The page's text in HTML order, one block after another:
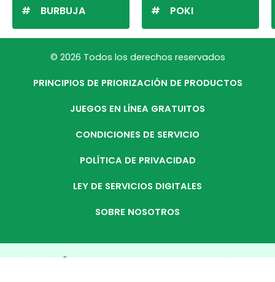
BURBUJA POKI
© 2026 Todos los derechos reservados
PRINCIPIOS DE PRIORIZACIÓN DE PRODUCTOS
JUEGOS EN LÍNEA GRATUITOS
CONDICIONES DE SERVICIO
POLÍTICA DE PRIVACIDAD
LEY DE SERVICIOS DIGITALES
SOBRE NOSOTROS